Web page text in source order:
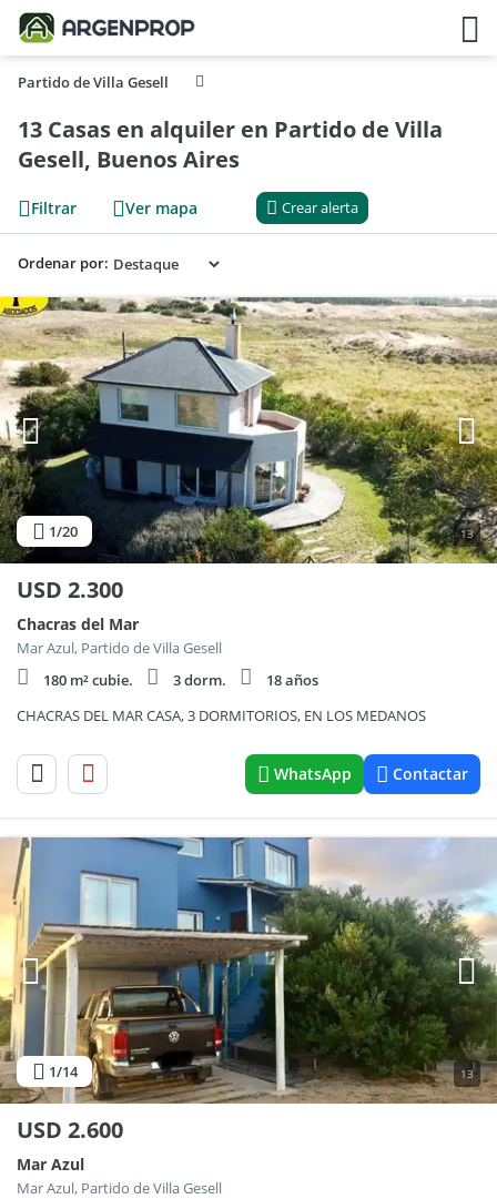
Partido de Villa Gesell
13 Casas en alquiler en Partido de Villa
Gesell, Buenos Aires
Filtrar Ver mapa Crear alerta
Ordenar por:
1/20 13
USD 2.300
Chacras del Mar
Mar Azul, Partido de Villa Gesell
180 m² cubie.
3 dorm.
18 años
CHACRAS DEL MAR CASA, 3 DORMITORIOS, EN LOS MEDANOS
WhatsApp Contactar
1/14 13
USD 2.600
Mar Azul
Mar Azul, Partido de Villa Gesell